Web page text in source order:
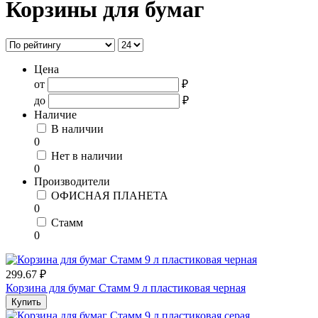
Корзины для бумаг
Цена
от
₽
до
₽
Наличие
В наличии
0
Нет в наличии
0
Производители
ОФИСНАЯ ПЛАНЕТА
0
Стамм
0
299.67 ₽
Корзина для бумаг Стамм 9 л пластиковая черная
Купить